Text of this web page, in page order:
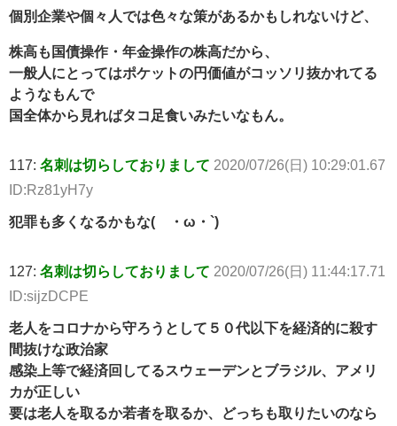
個別企業や個々人では色々な策があるかもしれないけど、
株高も国債操作・年金操作の株高だから、
一般人にとってはポケットの円価値がコッソリ抜かれてる
ようなもんで
国全体から見ればタコ足食いみたいなもん。
117: 名刺は切らしておりまして 2020/07/26(日) 10:29:01.67
ID:Rz81yH7y
犯罪も多くなるかもな(´・ω・`)
127: 名刺は切らしておりまして 2020/07/26(日) 11:44:17.71
ID:sijzDCPE
老人をコロナから守ろうとして５０代以下を経済的に殺す
間抜けな政治家
感染上等で経済回してるスウェーデンとブラジル、アメリ
カが正しい
要は老人を取るか若者を取るか、どっちも取りたいのなら